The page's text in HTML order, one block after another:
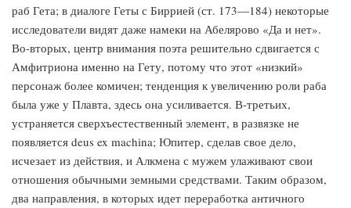
раб Гета; в диалоге Геты с Биррией (ст. 173—184) некоторые
исследователи видят даже намеки на Абелярово «Да и нет».
Во-вторых, центр внимания поэта решительно сдвигается с
Амфитриона именно на Гету, потому что этот «низкий»
персонаж более комичен; тенденция к увеличению роли раба
была уже у Плавта, здесь она усиливается. В-третьих,
устраняется сверхъестественный элемент, в развязке не
появляется deus ex machina; Юпитер, сделав свое дело,
исчезает из действия, и Алкмена с мужем улаживают свои
отношения обычными земными средствами. Таким образом,
два направления, в которых идет переработка античного